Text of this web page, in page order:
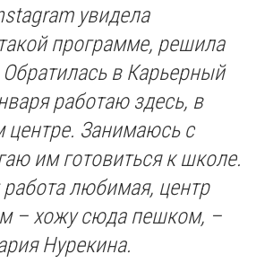
увидела
программе, решила
в Карьерный
работаю здесь, в
Занимаюсь с
им готовиться к школе.
работа любимая, центр
– хожу сюда пешком, –
Нурекина.